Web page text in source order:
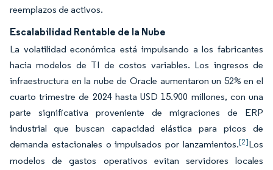
reemplazos de activos.
Escalabilidad Rentable de la Nube
La volatilidad económica está impulsando a los fabricantes
hacia modelos de TI de costos variables. Los ingresos de
infraestructura en la nube de Oracle aumentaron un 52% en el
cuarto trimestre de 2024 hasta USD 15.900 millones, con una
parte significativa proveniente de migraciones de ERP
industrial que buscan capacidad elástica para picos de
demanda estacionales o impulsados por lanzamientos.[2]Los
modelos de gastos operativos evitan servidores locales